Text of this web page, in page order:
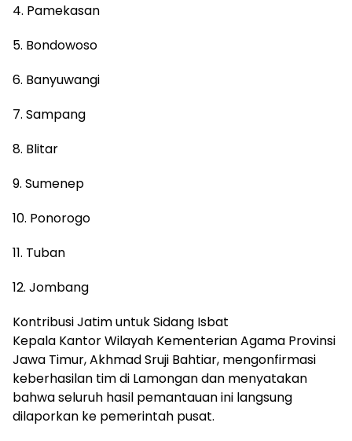
4. Pamekasan
5. Bondowoso
6. Banyuwangi
7. Sampang
8. Blitar
9. Sumenep
10. Ponorogo
11. Tuban
12. Jombang
Kontribusi Jatim untuk Sidang Isbat
Kepala Kantor Wilayah Kementerian Agama Provinsi
Jawa Timur, Akhmad Sruji Bahtiar, mengonfirmasi
keberhasilan tim di Lamongan dan menyatakan
bahwa seluruh hasil pemantauan ini langsung
dilaporkan ke pemerintah pusat.